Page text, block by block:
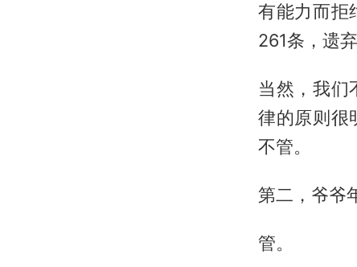
有能力而拒
261条，遗
当然，我们
律的原则很
不管。
第二，爷爷
管。